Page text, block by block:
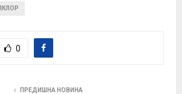
0
ПРЕДИШНА НОВИНА